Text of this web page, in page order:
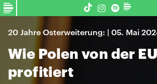
20 Jahre Osterweiterung: | 05. Mai
Wie Polen von der EU
profitiert